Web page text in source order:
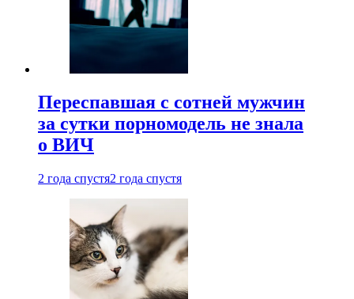
Переспавшая с сотней мужчин
за сутки порномодель не знала
о ВИЧ
2 года спустя2 года спустя